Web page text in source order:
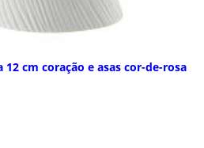
cm coração e asas cor-de-rosa